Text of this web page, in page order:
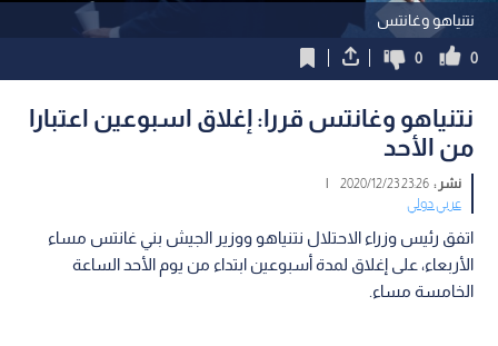
نتنياهو وغانتس
0
0
نتنياهو وغانتس قررا: إغلاق اسبوعين اعتبارا
من الأحد
نشر :23:26 2020/12/23
|
عربي دولي
اتفق رئيس وزراء الاحتلال نتنياهو ووزير الجيش بني غانتس مساء
الأربعاء، على إغلاق لمدة أسبوعين ابتداء من يوم الأحد الساعة
الخامسة مساء.